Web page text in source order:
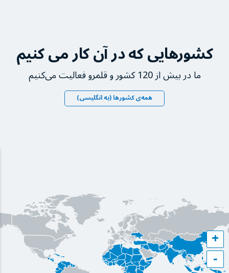
کشورهایی که در آن کار می کنیم
ما در بیش از 120 کشور و قلمرو فعالیت می‌کنیم
همه‌ی کشورها (به انگلیسی)
+
−